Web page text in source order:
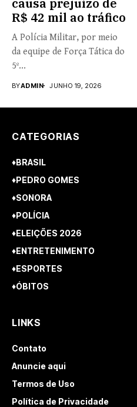
R$ 42 mil ao tráfico
A Polícia Militar, por meio
da equipe de Força Tática do
5º...
BYADMIN JUNHO 19, 2026
CATEGORIAS
♦BRASIL
♦PEDRO GOMES
♦SONORA
♦POLÍCIA
♦ELEIÇÕES 2026
♦ENTRETENIMENTO
♦ESPORTES
♦ÓBITOS
LINKS
Contato
Anuncie aqui
Termos de Uso
Política de Privacidade